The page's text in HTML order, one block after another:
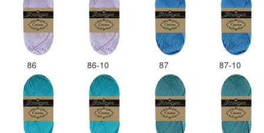
86 86-10 87 87-10